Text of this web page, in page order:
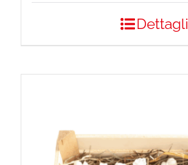
Dettagli